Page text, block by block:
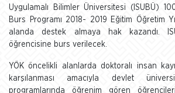
Uygulamalı Bilimler Üniversitesi (ISUBÜ)
Burs Programı 2018- 2019 Eğitim Öğretim
alanda destek almaya hak kazandı.
öğrencisine burs verilecek.
YÖK öncelikli alanlarda doktoralı insan
karşılanması amacıyla devlet
programlarında öğrenim gören